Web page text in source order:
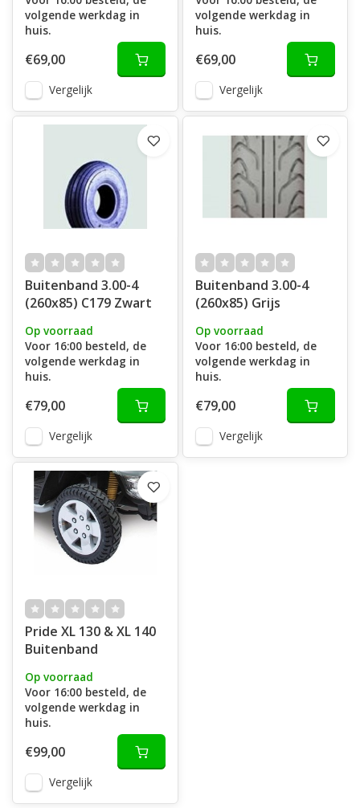
volgende werkdag in
huis.
€69,00
Vergelijk
volgende werkdag in
huis.
€69,00
Vergelijk
Buitenband 3.00-4
(260x85) C179 Zwart
Op voorraad
Voor 16:00 besteld, de
volgende werkdag in
huis.
€79,00
Vergelijk
Buitenband 3.00-4
(260x85) Grijs
Op voorraad
Voor 16:00 besteld, de
volgende werkdag in
huis.
€79,00
Vergelijk
Pride XL 130 & XL 140
Buitenband
Op voorraad
Voor 16:00 besteld, de
volgende werkdag in
huis.
€99,00
Vergelijk